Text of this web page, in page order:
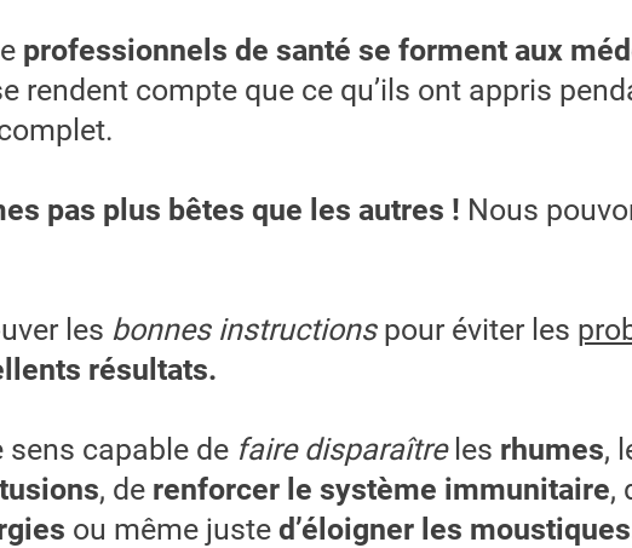
professionnels de santé se forment aux
rendent compte que ce qu’ils ont appris
pas plus bêtes que les autres ! Nous
les bonnes instructions pour éviter les
résultats.
sens capable de faire disparaître les rhumes,
, de renforcer le système immunitaire,
ou même juste d’éloigner les